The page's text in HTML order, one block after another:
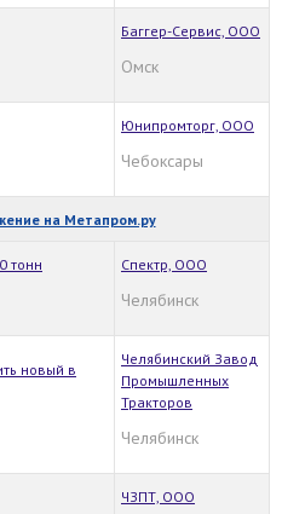
Баггер-Сервис, ООО
Омск
Юнипромторг, ООО
Чебоксары
на Метапром.ру
тонн Спектр, ООО
Челябинск
новый в
Челябинский Завод
Промышленных
Тракторов
Челябинск
ЧЗПТ, ООО